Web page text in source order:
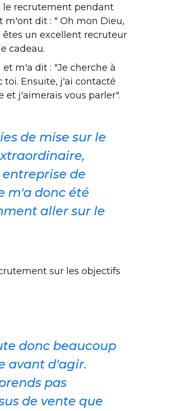
le recrutement pendant
m'ont dit : " Oh mon Dieu,
êtes un excellent recruteur
cadeau.
m'a dit : "Je cherche à
Ensuite, j'ai contacté
j'aimerais vous parler".
de mise sur le
de
m'a donc été
aller sur le
sur les objectifs
donc beaucoup
avant d'agir.
pas
de vente que